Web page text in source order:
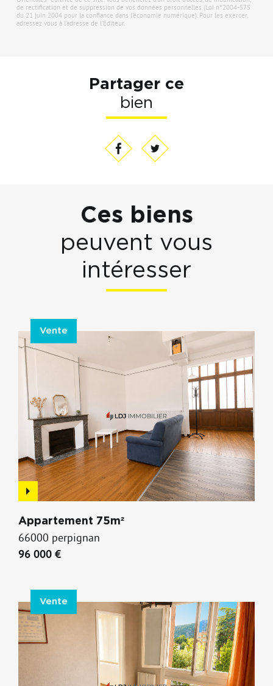
de rectification et de suppression de vos données personnelles (Loi n°2004-575
du 21 juin 2004 pour la confiance dans l'économie numérique). Pour les exercer,
adressez vous à l’adresse de l’Editeur.
Partager ce
bien
Ces biens
peuvent vous
intéresser
Vente
Appartement 75m²
66000 perpignan
96 000 €
Vente